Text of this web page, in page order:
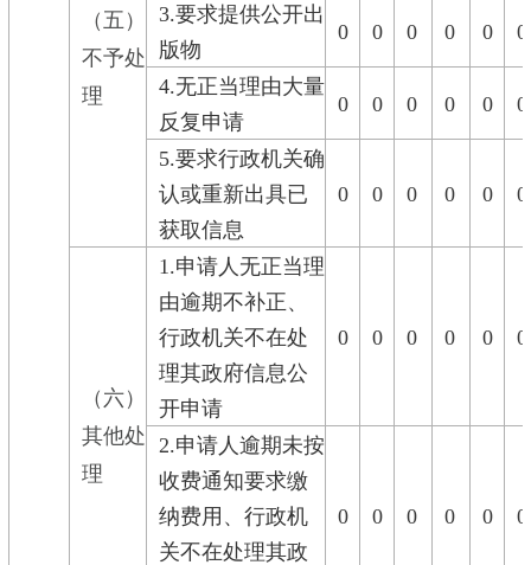
（五）
不予处
理
3.要求提供公开出
版物
0 0 0 0 0 0
4.无正当理由大量
反复申请
0 0 0 0 0 0
5.要求行政机关确
认或重新出具已
获取信息
0 0 0 0 0 0
（六）
其他处
理
1.申请人无正当理
由逾期不补正、
行政机关不在处
理其政府信息公
开申请
0 0 0 0 0 0
2.申请人逾期未按
收费通知要求缴
纳费用、行政机
关不在处理其政
0 0 0 0 0 0